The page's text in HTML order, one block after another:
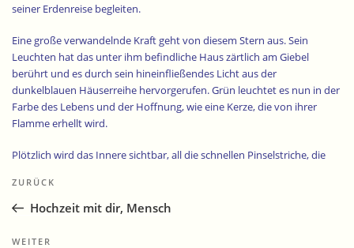
seiner Erdenreise begleiten.
Eine große verwandelnde Kraft geht von diesem Stern aus. Sein
Leuchten hat das unter ihm befindliche Haus zärtlich am Giebel
berührt und es durch sein hineinfließendes Licht aus der
dunkelblauen Häuserreihe hervorgerufen. Grün leuchtet es nun in der
Farbe des Lebens und der Hoffnung, wie eine Kerze, die von ihrer
Flamme erhellt wird.
Plötzlich wird das Innere sichtbar, all die schnellen Pinselstriche, die
unteren Ende der Lichtsäule scheint hier durch seine licht- und
kraftvolle Berührung viel Staub aufzuwirbeln.
Der Stern über diesem Haus erinnert mich an den Stern von
Beitragsnavigation
Vorheriger
Beitrag
ZURÜCK
Hochzeit mit dir, Mensch
Nächster
WEITER